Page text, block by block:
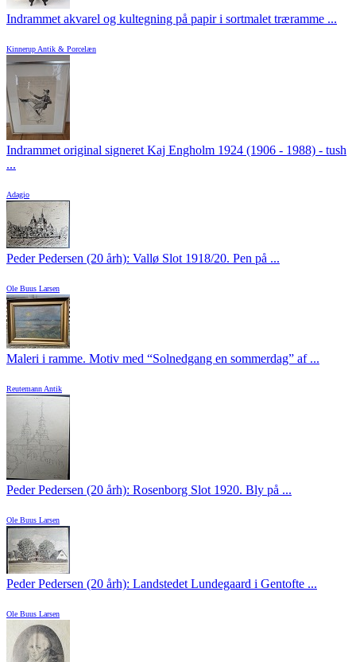
Indrammet akvarel og kultegning på papir i sortmalet træramme ...
Kinnerup Antik & Porcelæn
Indrammet original signeret Kaj Engholm 1924 (1906 - 1988) - tush
...
Adagio
Peder Pedersen (20 årh): Vallø Slot 1918/20. Pen på ...
Ole Buus Larsen
Maleri i ramme. Motiv med “Solnedgang en sommerdag” af ...
Reutemann Antik
Peder Pedersen (20 årh): Rosenborg Slot 1920. Bly på ...
Ole Buus Larsen
Peder Pedersen (20 årh): Landstedet Lundegaard i Gentofte ...
Ole Buus Larsen